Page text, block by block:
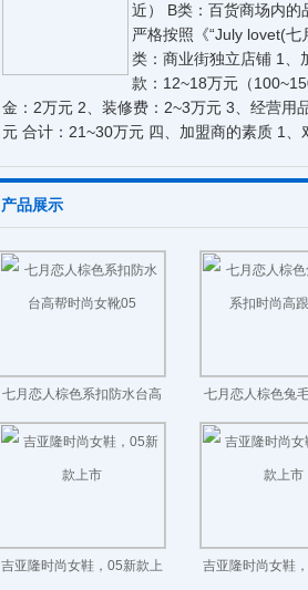
近） B类：百货商场内
严格按照《“July lovet(
类：商业街独立店铺 1、
款：12~18万元（
金：2万元 2、装修费：2~3万元 3、经营用
元 合计：21~30万元 四、加盟商的素质 1
产品展示
七月恋人棕色系扣防水台高
帮时尚女靴05
七月恋人棕色兔
时尚高跟
吉亚隆时尚女鞋，05新款上 吉亚隆时尚女鞋